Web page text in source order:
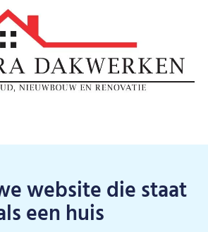
website die staat
een huis